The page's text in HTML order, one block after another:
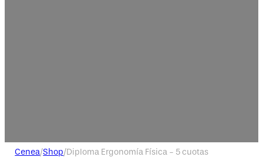
Cenea/Shop/Diploma Ergonomía Física - 5 cuotas